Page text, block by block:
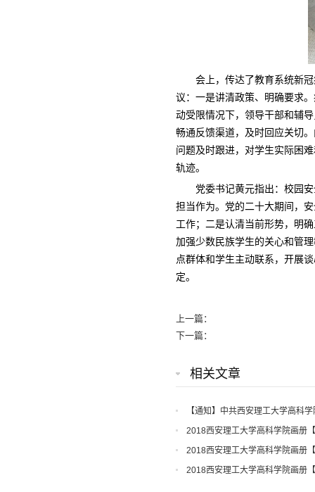
会上，传达了教育系统新
议：一是讲清政策、明确要求
动受限情况下，领导干部和辅
畅通反馈渠道，及时回应关切
问题及时跟进，对学生实际困
轨迹。
党委书记黄元指出：校园
担当作为。党的二十大期间，
工作；二是认清当前形势，明
加强少数民族学生的关心和管
点群体和学生主动联系，开展
定。
上一篇：
下一篇：
相关文章
【通知】中共西安理工大学高科
知
2018西安理工大学高科学院画册
2018西安理工大学高科学院画册
2018西安理工大学高科学院画册